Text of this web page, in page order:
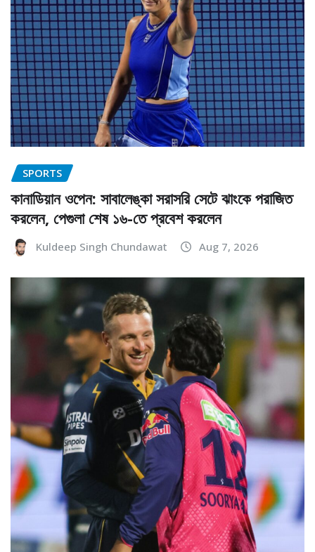
SPORTS
কানাডিয়ান ওপেন: সাবালেঙ্কা সরাসরি সেটে ঝাংকে পরাজিত
করলেন, পেগুলা শেষ ১৬-তে প্রবেশ করলেন
Kuldeep Singh Chundawat Aug 7, 2026